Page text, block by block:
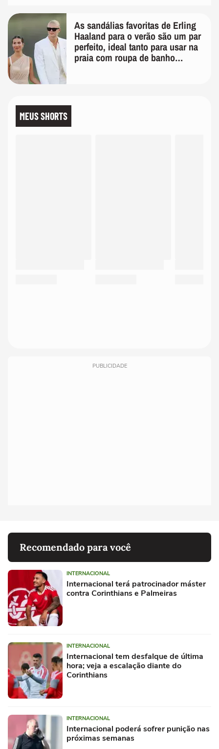
As sandálias favoritas de Erling
Haaland para o verão são um par
perfeito, ideal tanto para usar na
praia com roupa de banho
MEUS SHORTS
PUBLICIDADE
Recomendado para você
INTERNACIONAL
Internacional terá patrocinador máster
contra Corinthians e Palmeiras
INTERNACIONAL
Internacional tem desfalque de última
hora; veja a escalação diante do
Corinthians
INTERNACIONAL
Internacional poderá sofrer punição nas
próximas semanas